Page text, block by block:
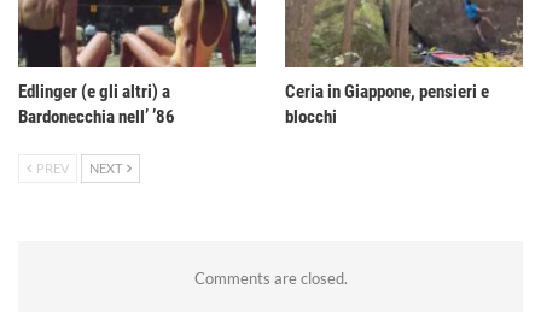
Edlinger (e gli altri) a
Bardonecchia nell’ ’86
Ceria in Giappone, pensieri e
blocchi
PREV NEXT
Comments are closed.